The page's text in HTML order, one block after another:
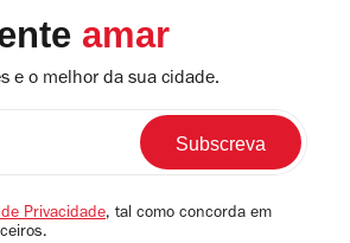
amar
e o melhor da sua cidade.
Privacidade, tal como concorda em